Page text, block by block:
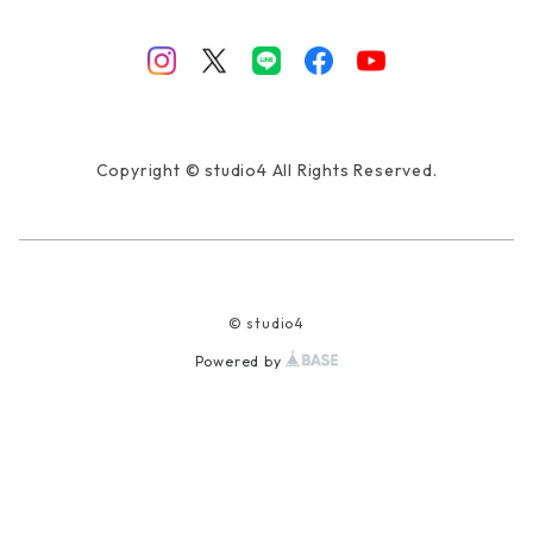
Copyright © studio4 All Rights Reserved.
© studio4
Powered by